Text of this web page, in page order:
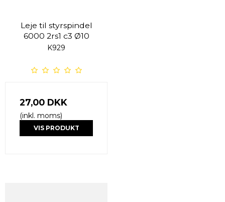
Leje til styrspindel
6000 2rs1 c3 Ø10
K929
27,00 DKK
(inkl. moms)
VIS PRODUKT